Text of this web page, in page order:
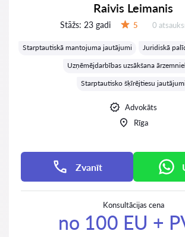
Raivis Leimanis
Stāžs: 23 gadi 5 0
Starptautiskā mantojuma jautājumi
Juridiskā
Uzņēmējdarbības uzsākšana
Starptautisko šķīrējtiesu jautājumi
Advokāts
Rīga
Zvanīt
Konsultācijas cena
no 100 EU +